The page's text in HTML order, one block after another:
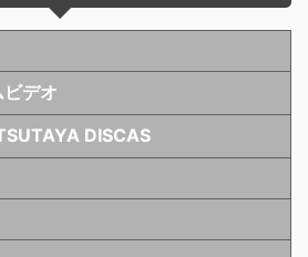
デオ
DISCAS